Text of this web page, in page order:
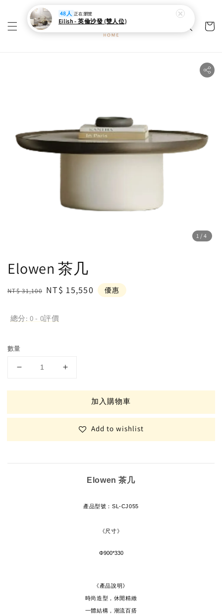
1 /4
Elowen 茶几
Regular
NT$ 31,100 Sale
NT$ 15,550 優惠
總分:0 - 0評價
數量
加入購物車
Add to wishlist
Elowen 茶几
產品型號 ：SL-CJ055
《尺寸》
Φ900*330
《產品說明》
時尚造型，休閒精緻
一體結構，潮流百搭